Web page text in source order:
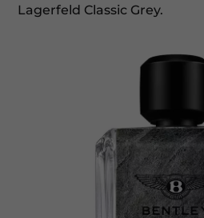
Lagerfeld Classic Grey.